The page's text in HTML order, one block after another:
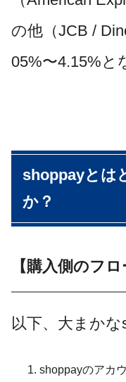
の他（JCB /
05%〜4.15%と
shoppayとは
か？
【購入側のフロ
以下、大まかな
shoppayのアカ